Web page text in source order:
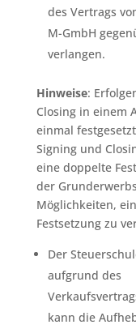
des Vertrags
M-GmbH
verlangen.
Hinweise:
Closing in einem
einmal
Signing und
eine doppelte
der
Möglichkeiten,
Festsetzung zu
Der
aufgrund des
kann die